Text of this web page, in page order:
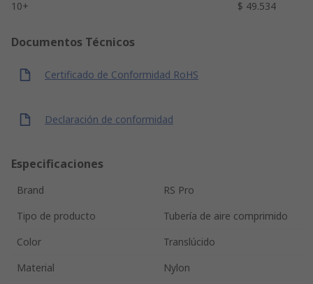
10+
$ 49.534
Documentos Técnicos
Certificado de Conformidad RoHS
Declaración de conformidad
Especificaciones
Brand
RS Pro
Tipo de producto
Tubería de aire comprimido
Color
Translúcido
Material
Nylon